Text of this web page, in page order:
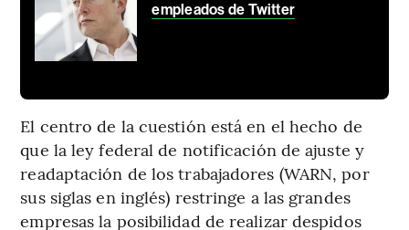
empleados de Twitter
El centro de la cuestión está en el hecho de
que la ley federal de notificación de ajuste y
readaptación de los trabajadores (WARN, por
sus siglas en inglés) restringe a las grandes
empresas la posibilidad de realizar despidos